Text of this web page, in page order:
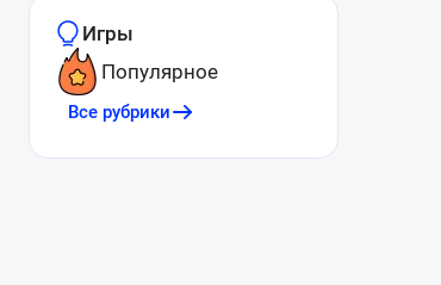
Игры
Популярное
Все рубрики